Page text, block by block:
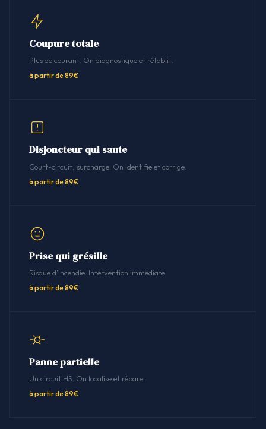
Coupure totale
Plus de courant. On diagnostique et rétablit.
à partir de 89€
Disjoncteur qui saute
Court-circuit, surcharge. On identifie et corrige.
à partir de 89€
Prise qui grésille
Risque d'incendie. Intervention immédiate.
à partir de 89€
Panne partielle
Un circuit HS. On localise et répare.
à partir de 89€